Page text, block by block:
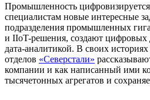
Промышленность
специалистам новые интересные
подразделения промышленных
и IIoT-решения, создают цифровых
дата-аналитикой. В своих
отделов «Северстали»
компании и как написанный ими
тысячетонных агрегатов и